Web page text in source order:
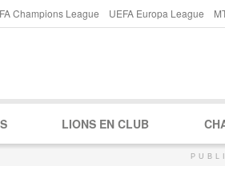
Champions League UEFA Europa League
LIONS EN CLUB